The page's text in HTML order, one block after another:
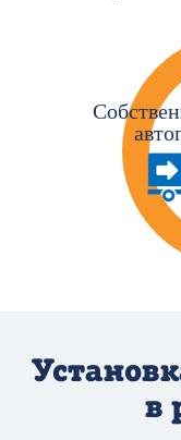
в